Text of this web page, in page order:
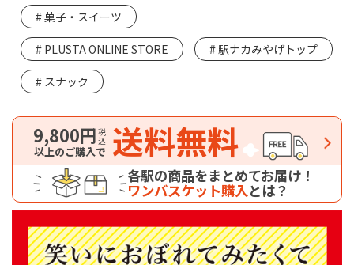
菓子・スイーツ
PLUSTA ONLINE STORE 駅ナカみやげトップ
スナック
9,800円税込
以上のご購入で 送料無料
各駅の商品をまとめてお届け！
ワンバスケット購入とは？